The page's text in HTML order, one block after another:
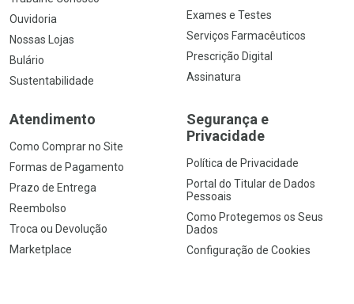
Ouvidoria
Nossas Lojas
Bulário
Sustentabilidade
Exames e Testes
Serviços Farmacêuticos
Prescrição Digital
Assinatura
Atendimento
Como Comprar no Site
Formas de Pagamento
Prazo de Entrega
Reembolso
Troca ou Devolução
Marketplace
Segurança e
Privacidade
Política de Privacidade
Portal do Titular de Dados
Pessoais
Como Protegemos os Seus
Dados
Configuração de Cookies